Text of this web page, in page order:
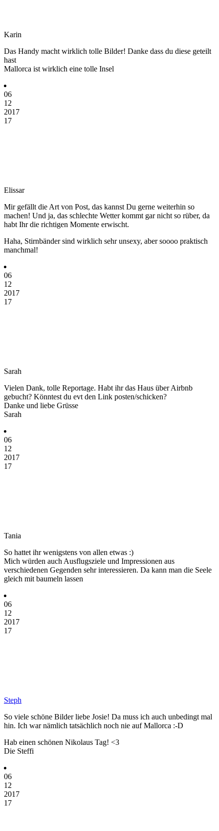
Karin
Das Handy macht wirklich tolle Bilder! Danke dass du diese geteilt
hast
Mallorca ist wirklich eine tolle Insel
06
12
2017
17
Elissar
Mir gefällt die Art von Post, das kannst Du gerne weiterhin so
machen! Und ja, das schlechte Wetter kommt gar nicht so rüber, da
habt Ihr die richtigen Momente erwischt.
Haha, Stirnbänder sind wirklich sehr unsexy, aber soooo praktisch
manchmal!
06
12
2017
17
Sarah
Vielen Dank, tolle Reportage. Habt ihr das Haus über Airbnb
gebucht? Könntest du evt den Link posten/schicken?
Danke und liebe Grüsse
Sarah
06
12
2017
17
Tania
So hattet ihr wenigstens von allen etwas :)
Mich würden auch Ausflugsziele und Impressionen aus
verschiedenen Gegenden sehr interessieren. Da kann man die Seele
gleich mit baumeln lassen
06
12
2017
17
Steph
So viele schöne Bilder liebe Josie! Da muss ich auch unbedingt mal
hin. Ich war nämlich tatsächlich noch nie auf Mallorca :-D
Hab einen schönen Nikolaus Tag! <3
Die Steffi
06
12
2017
17